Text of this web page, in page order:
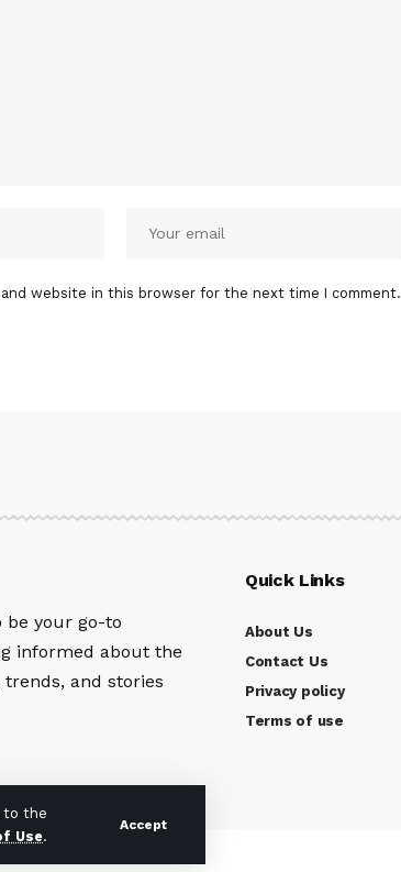
to the
Use.
Accept
and website in this browser for the next time I comment.
be your go-to
informed about the
and stories
Quick Links
About Us
Contact Us
Privacy policy
Terms of use